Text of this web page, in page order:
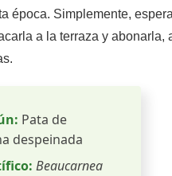
época. Simplemente,
a la terraza y abonarla,
Pata de
despeinada
Beaucarnea